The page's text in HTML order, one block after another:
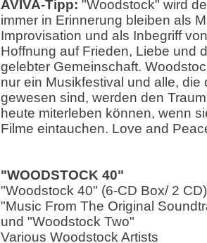
AVIVA-Tipp: "Woodstock" wird
immer in Erinnerung bleiben als
Improvisation und als Inbegriff
Hoffnung auf Frieden, Liebe und
gelebter Gemeinschaft.
nur ein Musikfestival und alle, die
gewesen sind, werden den
heute miterleben können, wenn
Filme eintauchen. Love and
"WOODSTOCK 40"
"Woodstock 40" (6-CD Box/ 2
"Music From The Original
und "Woodstock Two"
Various Woodstock Artists